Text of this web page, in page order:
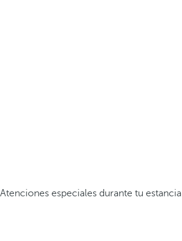
Atenciones especiales durante tu estancia